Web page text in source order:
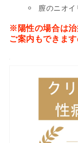
膣のニオイ
※陽性の場合は
ご案内もできま